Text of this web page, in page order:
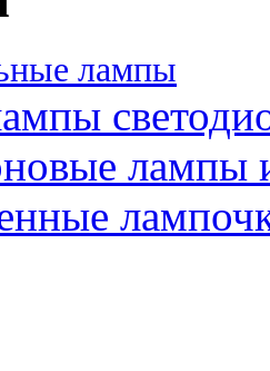
лампы
лампы